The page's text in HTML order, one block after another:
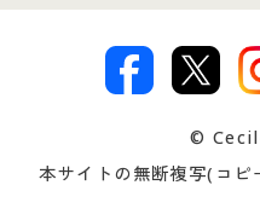
著作権・商標について
プレゼント＆キャンペーン
交換・返品は
ついて
©
本サイトの無断複写(コピ